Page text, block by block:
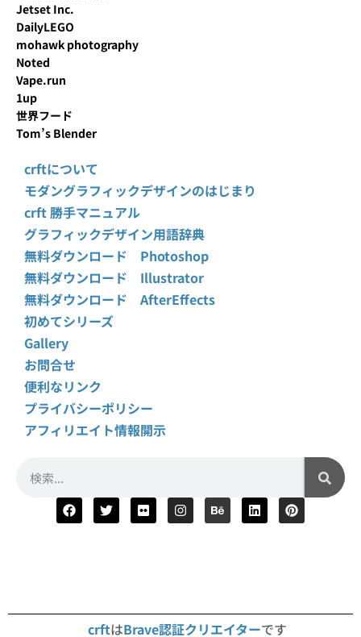
Jetset Inc.
DailyLEGO
mohawk photography
Noted
Vape.run
1up
世界フード
Tom’s Blender
crftについて
モダングラフィックデザインのはじまり
crft 勝手マニュアル
グラフィックデザイン用語辞典
無料ダウンロード Photoshop
無料ダウンロード Illustrator
無料ダウンロード AfterEffects
初めてシリーズ
Gallery
お問合せ
便利なリンク
プライバシーポリシー
アフィリエイト情報開示
crftはBrave認証クリエイターです